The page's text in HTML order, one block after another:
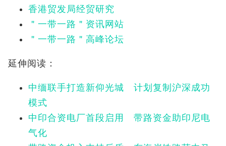
香港贸发局经贸研究
＂一带一路＂资讯网站
＂一带一路＂高峰论坛
延伸阅读：
中缅联手打造新仰光城 计划复制沪深成功
模式
中印合资电厂首段启用 带路资金助印尼电
气化